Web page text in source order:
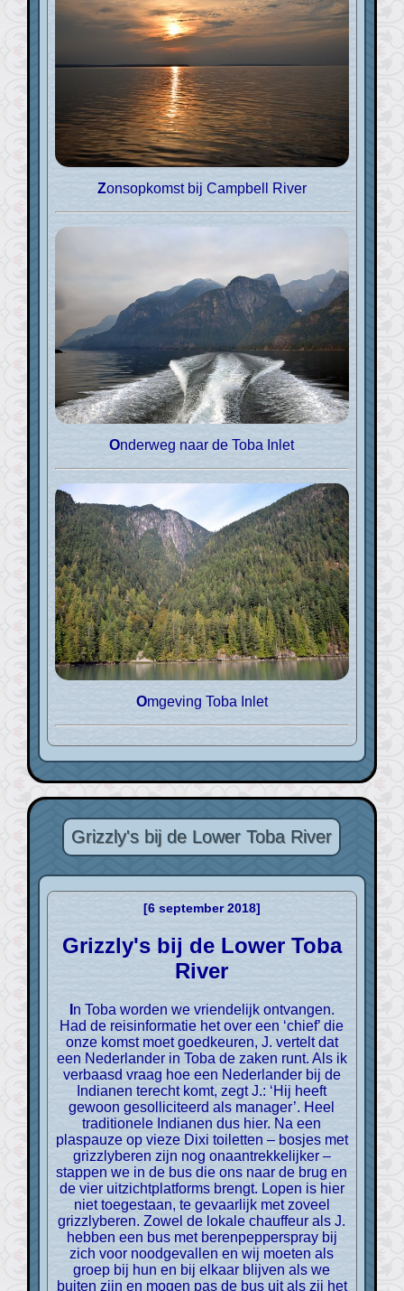
Zonsopkomst bij Campbell River
Onderweg naar de Toba Inlet
Omgeving Toba Inlet
Grizzly's bij de Lower Toba River
[6 september 2018]
Grizzly's bij de Lower Toba
River
Had de reisinformatie het over een ‘chief’ die
onze komst moet goedkeuren, J. vertelt dat
een Nederlander in Toba de zaken runt. Als ik
verbaasd vraag hoe een Nederlander bij de
Indianen terecht komt, zegt J.: ‘Hij heeft
gewoon gesolliciteerd als manager’. Heel
traditionele Indianen dus hier. Na een
plaspauze op vieze Dixi toiletten – bosjes met
grizzlyberen zijn nog onaantrekkelijker –
stappen we in de bus die ons naar de brug en
de vier uitzichtplatforms brengt. Lopen is hier
niet toegestaan, te gevaarlijk met zoveel
grizzlyberen. Zowel de lokale chauffeur als J.
hebben een bus met berenpepperspray bij
zich voor noodgevallen en wij moeten als
groep bij hun en bij elkaar blijven als we
buiten zijn en mogen pas de bus uit als zij het